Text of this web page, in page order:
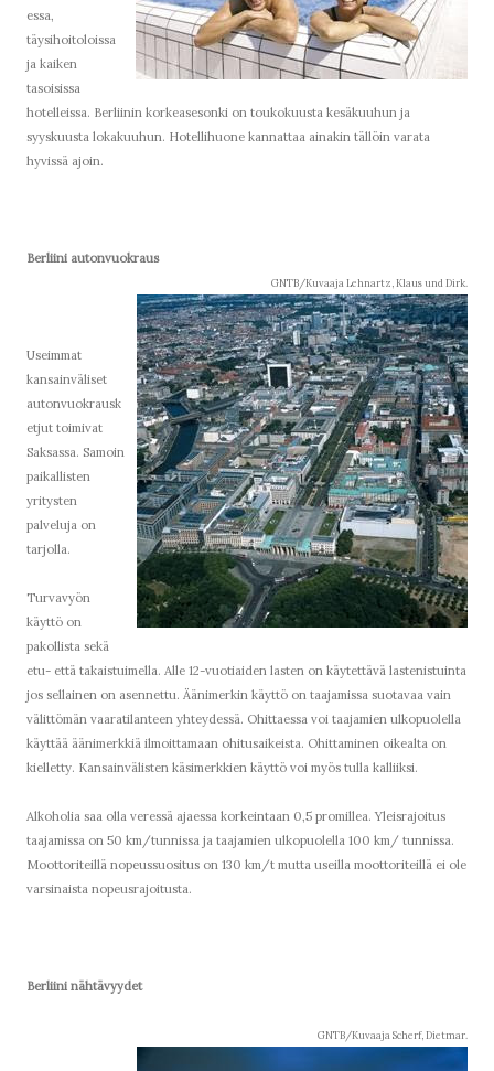
essa,
täysihoitoloissa
ja kaiken
tasoisissa
hotelleissa. Berliinin korkeasesonki on toukokuusta kesäkuuhun ja
syyskuusta lokakuuhun. Hotellihuone kannattaa ainakin tällöin varata
hyvissä ajoin.
Berliini autonvuokraus
GNTB/Kuvaaja Lehnartz, Klaus und Dirk.
Useimmat
kansainväliset
autonvuokrausk
etjut toimivat
Saksassa. Samoin
paikallisten
yritysten
palveluja on
tarjolla.
Turvavyön
käyttö on
pakollista sekä
etu- että takaistuimella. Alle 12-vuotiaiden lasten on käytettävä lastenistuinta
jos sellainen on asennettu. Äänimerkin käyttö on taajamissa suotavaa vain
välittömän vaaratilanteen yhteydessä. Ohittaessa voi taajamien ulkopuolella
käyttää äänimerkkiä ilmoittamaan ohitusaikeista. Ohittaminen oikealta on
kielletty. Kansainvälisten käsimerkkien käyttö voi myös tulla kalliiksi.
Alkoholia saa olla veressä ajaessa korkeintaan 0,5 promillea. Yleisrajoitus
taajamissa on 50 km/tunnissa ja taajamien ulkopuolella 100 km/ tunnissa.
Moottoriteillä nopeussuositus on 130 km/t mutta useilla moottoriteillä ei ole
varsinaista nopeusrajoitusta.
Berliini nähtävyydet
GNTB/Kuvaaja Scherf, Dietmar.